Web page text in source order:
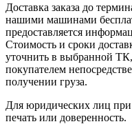
Доставка заказа до
нашими машинами
предоставляется
Стоимость и сроки
уточнить в выбранной ТК,
покупателем
получении груза.
Для юридических лиц при
печать или доверенность.